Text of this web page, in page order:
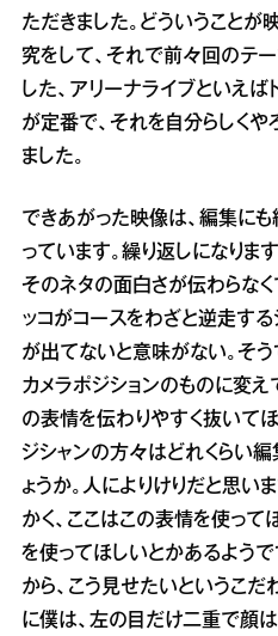
ただきました。どういうことが
究をして、それで前々回のテ
した、アリーナライブといえば
が定番で、それを自分らしく
ました。
できあがった映像は、編集に
っています。繰り返しになりま
そのネタの面白さが伝わらなく
ッコがコースをわざと逆走す
が出てないと意味がない。そう
カメラポジションのものに変え
の表情を伝わりやすく抜いてほ
ジシャンの方々はどれくらい
ょうか。人によりけりだと思い
かく、ここはこの表情を使って
を使ってほしいとかあるようで
から、こう見せたいというこだ
に僕は、左の目だけ二重で顔